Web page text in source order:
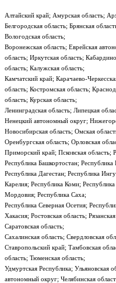
Алтайский край; Амурская область;
Белгородская область; Брянская
Вологодская область;
Воронежская область; Еврейская
область; Иркутская область;
область; Калужская область;
Камчатский край; Карачаево-
область; Костромская область;
область; Курская область;
Ленинградская область; Липецкая
Ненецкий автономный округ;
Новосибирская область; Омская
Оренбургская область; Орловская
Приморский край; Псковская область;
Республика Башкортостан; Республика
Республика Дагестан; Республика
Карелия; Республика Коми;
Мордовия; Республика Саха;
Республика Северная Осетия;
Хакасия; Ростовская область;
Саратовская область;
Сахалинская область; Свердловская
Ставропольский край; Тамбовская
область; Тюменская область;
Удмуртская Республика; Ульяновская
автономный округ; Челябинская